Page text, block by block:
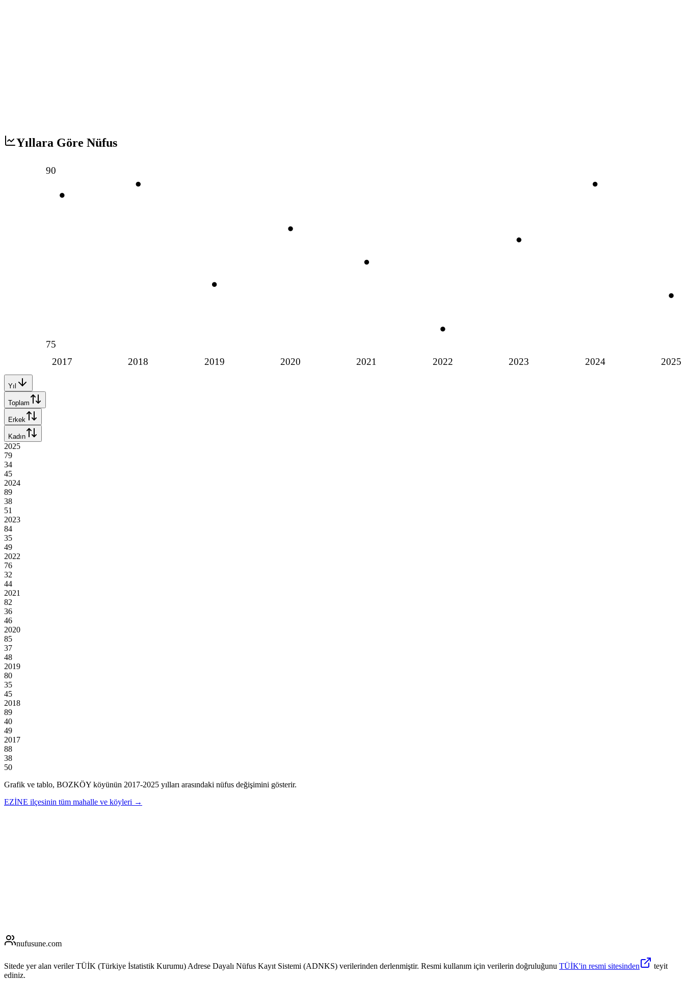
Yıllara Göre Nüfus
2017 2018 2019 2020 2021 2022 2023 2024 2025
90
75
Yıl
Toplam
Erkek
Kadın
2025
79
34
45
2024
89
38
51
2023
84
35
49
2022
76
32
44
2021
82
36
46
2020
85
37
48
2019
80
35
45
2018
89
40
49
2017
88
38
50
Grafik ve tablo, BOZKÖY köyünün 2017-2025 yılları arasındaki nüfus değişimini gösterir.
EZİNE ilçesinin tüm mahalle ve köyleri →
nufusune.com
Sitede yer alan veriler TÜİK (Türkiye İstatistik Kurumu) Adrese Dayalı Nüfus Kayıt Sistemi (ADNKS) verilerinden derlenmiştir. Resmi kullanım için verilerin doğruluğunu TÜİK'in resmi sitesinden
teyit
ediniz.